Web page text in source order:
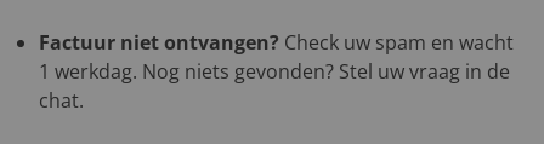
Factuur niet ontvangen? Check uw spam en wacht
1 werkdag. Nog niets gevonden? Stel uw vraag in de
chat.